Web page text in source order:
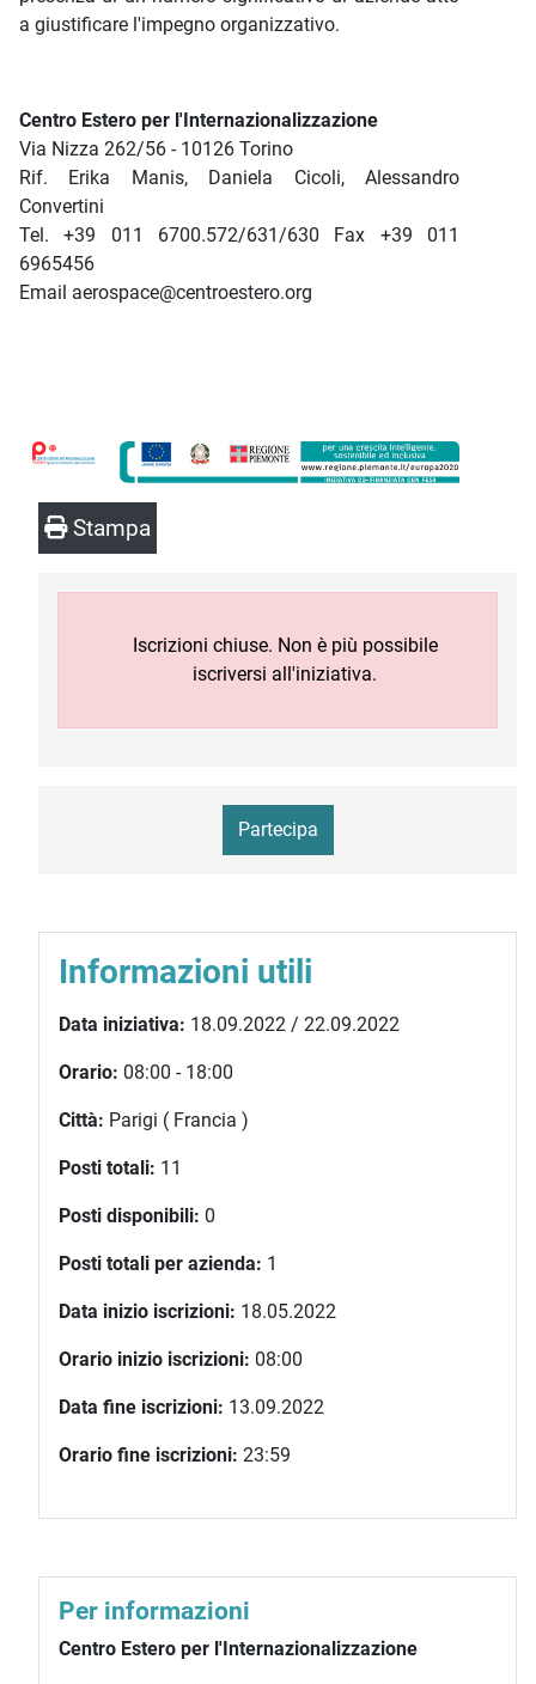
a giustificare l'impegno organizzativo.
Centro Estero per l'Internazionalizzazione
Via Nizza 262/56 - 10126 Torino
Rif. Erika Manis, Daniela Cicoli, Alessandro
Convertini
Tel. +39 011 6700.572/631/630 Fax +39 011
6965456
Email aerospace@centroestero.org
Stampa
Iscrizioni chiuse. Non è più possibile
iscriversi all'iniziativa.
Partecipa
Informazioni utili
Data iniziativa: 18.09.2022 / 22.09.2022
Orario: 08:00 - 18:00
Città: Parigi ( Francia )
Posti totali: 11
Posti disponibili: 0
Posti totali per azienda: 1
Data inizio iscrizioni: 18.05.2022
Orario inizio iscrizioni: 08:00
Data fine iscrizioni: 13.09.2022
Orario fine iscrizioni: 23:59
Per informazioni
Centro Estero per l'Internazionalizzazione